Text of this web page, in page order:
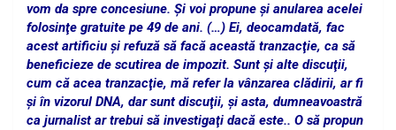
vom da spre concesiune. Şi voi propune şi anularea acelei
folosinţe gratuite pe 49 de ani. (…) Ei, deocamdată, fac
acest artificiu şi refuză să facă această tranzacţie, ca să
beneficieze de scutirea de impozit. Sunt şi alte discuţii,
cum că acea tranzacţie, mă refer la vânzarea clădirii, ar fi
şi în vizorul DNA, dar sunt discuţii, şi asta, dumneavoastră
ca jurnalist ar trebui să investigaţi dacă este.. O să propun